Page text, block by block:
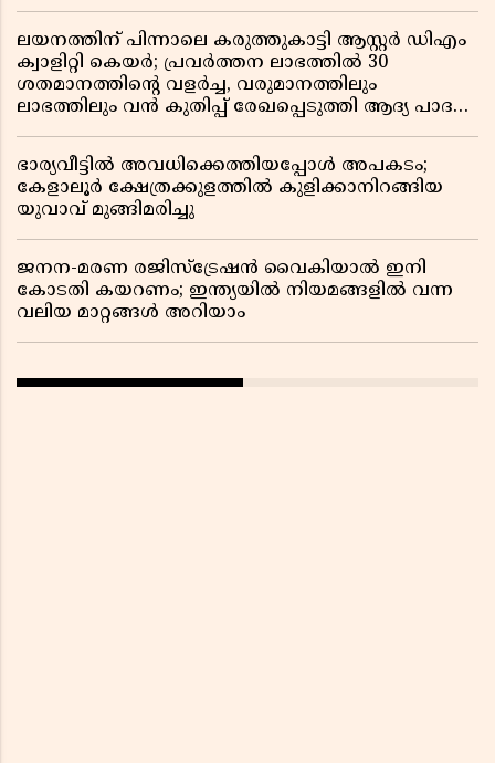
ലയനത്തിന് പിന്നാലെ കരുത്തുകാട്ടി ആസ്റ്റർ ഡിഎം
ക്വാളിറ്റി കെയർ; പ്രവർത്തന ലാഭത്തിൽ 30
ശതമാനത്തിൻ്റെ വളർച്ച, വരുമാനത്തിലും
ലാഭത്തിലും വൻ കുതിപ്പ് രേഖപ്പെടുത്തി ആദ്യ പാദ
ഭാര്യവീട്ടിൽ അവധിക്കെത്തിയപ്പോൾ അപകടം;
കേളാലൂർ ക്ഷേത്രക്കുളത്തിൽ കുളിക്കാനിറങ്ങിയ
യുവാവ് മുങ്ങിമരിച്ചു
ജനന-മരണ രജിസ്ട്രേഷൻ വൈകിയാൽ ഇനി
കോടതി കയറണം; ഇന്ത്യയിൽ നിയമങ്ങളിൽ വന്ന
വലിയ മാറ്റങ്ങൾ അറിയാം